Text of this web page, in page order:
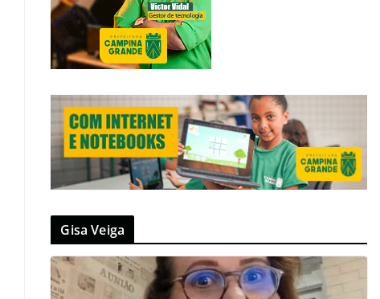
Gisa Veiga